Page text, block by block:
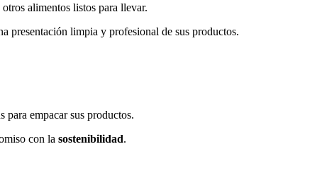
alimentos listos para llevar.
presentación limpia y profesional de sus productos.
para empacar sus productos.
con la sostenibilidad.